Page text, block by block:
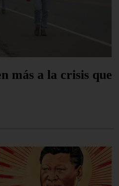
más a la crisis que